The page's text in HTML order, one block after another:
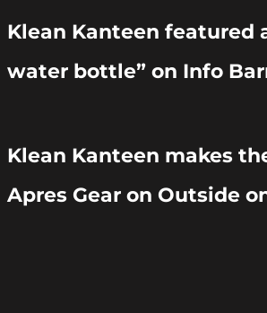
Klean Kanteen featured
water bottle” on Info
Klean Kanteen makes
Apres Gear on Outside